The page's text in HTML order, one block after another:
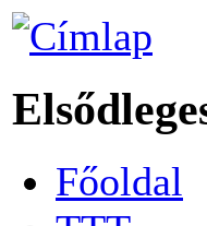
Főoldal